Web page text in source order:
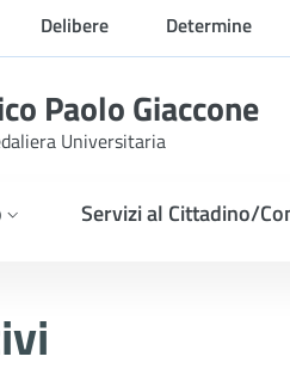
Delibere Determine
Paolo Giaccone
Universitaria
Servizi al Cittadino/